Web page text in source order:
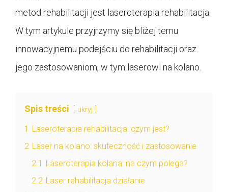
metod rehabilitacji jest laseroterapia rehabilitacja.
W tym artykule przyjrzymy się bliżej temu
innowacyjnemu podejściu do rehabilitacji oraz
jego zastosowaniom, w tym laserowi na kolano.
Spis treści ukryj
1 Laseroterapia rehabilitacja: czym jest?
2 Laser na kolano: skuteczność i zastosowanie
2.1 Laseroterapia kolana: na czym polega?
2.2 Laser rehabilitacja działanie